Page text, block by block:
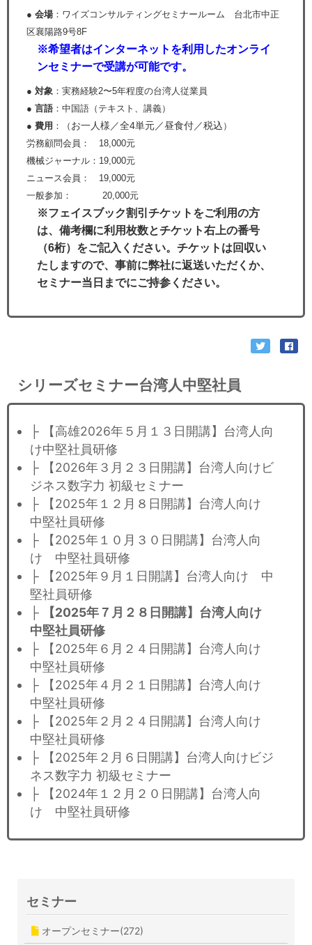
● 会場：ワイズコンサルティングセミナールーム 台北市中正
区襄陽路9号8F
※希望者はインターネットを利用したオンライ
ンセミナーで受講が可能です。
● 対象 ：実務経験2〜5年程度の台湾人従業員
● 言語：中国語（テキスト、講義）
● 費用 ：（ お一人様／全4単元／昼食付／税込 ）
労務顧問会員： 18,000元
機械ジャーナル：19,000元
ニュース会員： 19,000元
一般参加： 20,000元
※フェイスブック割引チケットをご利用の方
は、備考欄に利用枚数とチケット右上の番号
（6桁）をご記入ください。チケットは回収い
たしますので、事前に弊社に返送いただくか、
セミナー当日までにご持参ください。
シリーズセミナー台湾人中堅社員
├ 【高雄2026年５月１３日開講】台湾人向
け中堅社員研修
├ 【2026年３月２３日開講】台湾人向けビ
ジネス数字力 初級セミナー
├ 【2025年１２月８日開講】台湾人向け
中堅社員研修
├ 【2025年１０月３０日開講】台湾人向
け 中堅社員研修
├ 【2025年９月１日開講】台湾人向け 中
堅社員研修
├
【2025年７月２８日開講】台湾人向け
中堅社員研修
├ 【2025年６月２４日開講】台湾人向け
中堅社員研修
├ 【2025年４月２１日開講】台湾人向け
中堅社員研修
├ 【2025年２月２４日開講】台湾人向け
中堅社員研修
├ 【2025年２月６日開講】台湾人向けビジ
ネス数字力 初級セミナー
├ 【2024年１２月２０日開講】台湾人向
け 中堅社員研修
セミナー
オープンセミナー(272)